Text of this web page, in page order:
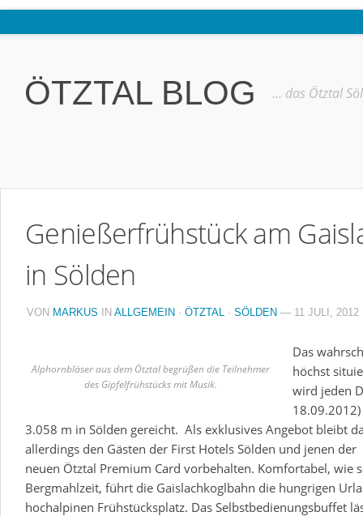
Ötztal
Interviews
Kostenloser Bustransfer ins Gletscherskigebiet von Sölden
Kontakt
Datenschutzerklärung
ÖTZTAL BLOG … das Ötztal
Genießerfrühstück am
in Sölden
VON MARKUS IN ALLGEMEIN · ÖTZTAL · SÖLDEN — 11 JULI, 2012
Alphornbläser aus dem Ötztal begrüßen die Teilnehmer
des Gipfelfrühstücks mit Musik.
Das
höchst
wird jeden
3.058 m in Sölden gereicht. Als exklusives Angebot bleibt
allerdings den Gästen der First Hotels Sölden und jenen
neuen Ötztal Premium Card vorbehalten. Komfortabel, wie
Bergmahlzeit, führt die Gaislachkoglbahn die hungrigen
hochalpinen Frühstücksplatz. Das Selbstbedienungsbuffet